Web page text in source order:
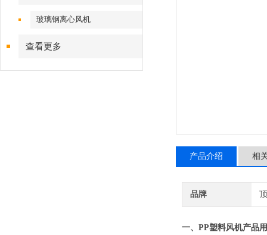
玻璃钢离心风机
查看更多
产品介绍 相
品牌
一、 PP塑料风机产品